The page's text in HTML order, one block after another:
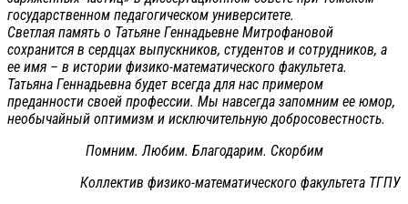
государственном педагогическом университете.
Светлая память о Татьяне Геннадьевне Митрофановой
сохранится в сердцах выпускников, студентов и сотрудников, а
ее имя – в истории физико-математического факультета.
Татьяна Геннадьевна будет всегда для нас примером
преданности своей профессии. Мы навсегда запомним ее юмор,
необычайный оптимизм и исключительную добросовестность.
Помним. Любим. Благодарим. Скорбим
Коллектив физико-математического факультета ТГПУ